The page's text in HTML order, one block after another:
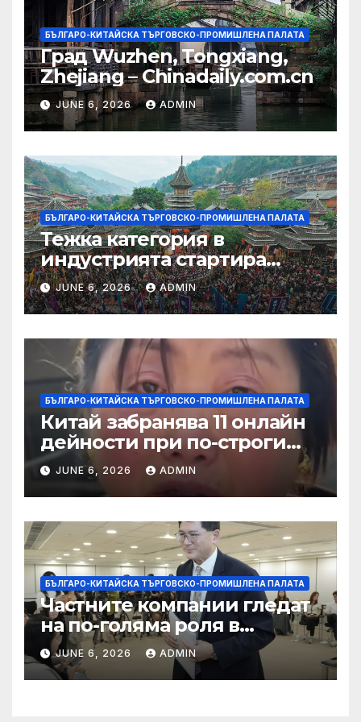
БЪЛГАРО-КИТАЙСКА ТЪРГОВСКО-ПРОМИШЛЕНА ПАЛАТА
Град Wuzhen, Tongxiang,
Zhejiang – Chinadaily.com.cn
JUNE 6, 2026 ADMIN
БЪЛГАРО-КИТАЙСКА ТЪРГОВСКО-ПРОМИШЛЕНА ПАЛАТА
Тежка категория в
индустрията стартира
алианс за космическа
слънчева енергия
JUNE 6, 2026 ADMIN
БЪЛГАРО-КИТАЙСКА ТЪРГОВСКО-ПРОМИШЛЕНА ПАЛАТА
Китай забранява 11 онлайн
дейности при по-строги
правила за ограничаване на
слуховете и
кибернасилниците
JUNE 6, 2026 ADMIN
БЪЛГАРО-КИТАЙСКА ТЪРГОВСКО-ПРОМИШЛЕНА ПАЛАТА
Частните компании гледат
на по-голяма роля в
стратегическата
енергетика
JUNE 6, 2026 ADMIN